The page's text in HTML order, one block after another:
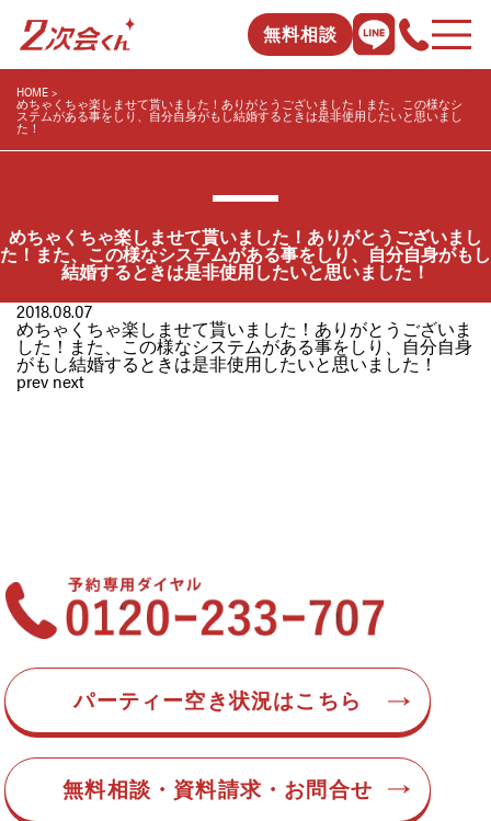
無料相談
HOME
めちゃくちゃ楽しませて貰いました！ありがとうございました！また、この様なシ
ステムがある事をしり、自分自身がもし結婚するときは是非使用したいと思いまし
た！
めちゃくちゃ楽しませて貰いました！ありがとうございまし
た！また、この様なシステムがある事をしり、自分自身がもし
結婚するときは是非使用したいと思いました！
2018.08.07
めちゃくちゃ楽しませて貰いました！ありがとうございま
した！また、この様なシステムがある事をしり、自分自身
がもし結婚するときは是非使用したいと思いました！
prev next
パーティー空き状況はこちら
無料相談・資料請求・お問合せ